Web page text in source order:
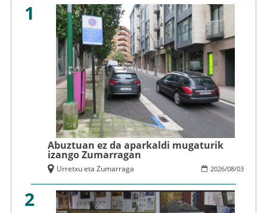
1
Abuztuan ez da aparkaldi mugaturik
izango Zumarragan
2026/08/03
Urretxu eta Zumarraga
2